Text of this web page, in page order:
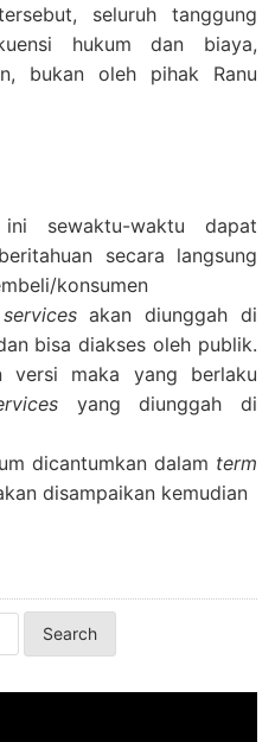
seluruh tanggung
hukum dan biaya,
bukan oleh pihak Ranu
ini sewaktu-waktu dapat
secara langsung
konsumen
akan diunggah di
bisa diakses oleh publik.
versi maka yang berlaku
yang diunggah di
dicantumkan dalam term
disampaikan kemudian
Search